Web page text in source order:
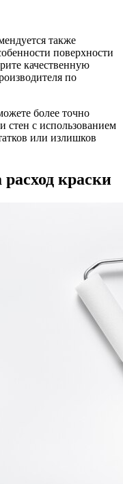
также
поверхности
качественную
по
более точно
стен с использованием
или излишков
краски